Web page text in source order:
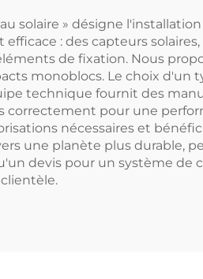
solaire » désigne
: des capteurs
de fixation. Nous
monoblocs. Le choix
technique fournit des
correctement pour une
nécessaires et
une planète plus durable,
devis pour un système